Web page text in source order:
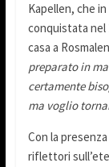
Kapellen, che
conquistata nel
casa a
preparato in
certamente
ma voglio
Con la
riflettori